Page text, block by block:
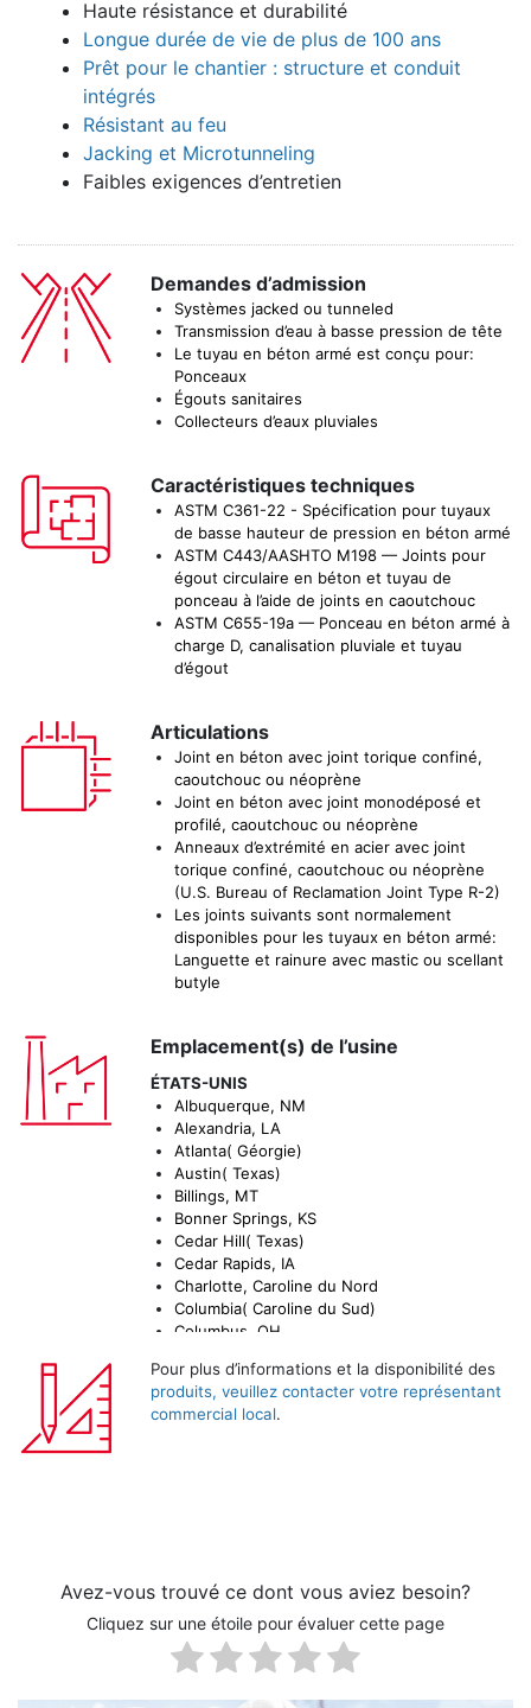
Haute résistance et durabilité
Longue durée de vie de plus de 100 ans
Prêt pour le chantier : structure et conduit
intégrés
Résistant au feu
Jacking et Microtunneling
Faibles exigences d’entretien
Demandes d’admission
Systèmes jacked ou tunneled
Transmission d’eau à basse pression de tête
Le tuyau en béton armé est conçu pour:
Ponceaux
Égouts sanitaires
Collecteurs d’eaux pluviales
Caractéristiques techniques
ASTM C361-22 - Spécification pour tuyaux
de basse hauteur de pression en béton armé
ASTM C443/AASHTO M198 — Joints pour
égout circulaire en béton et tuyau de
ponceau à l’aide de joints en caoutchouc
ASTM C655-19a — Ponceau en béton armé à
charge D, canalisation pluviale et tuyau
d’égout
Articulations
Joint en béton avec joint torique confiné,
caoutchouc ou néoprène
Joint en béton avec joint monodéposé et
profilé, caoutchouc ou néoprène
Anneaux d’extrémité en acier avec joint
torique confiné, caoutchouc ou néoprène
(U.S. Bureau of Reclamation Joint Type R-2)
Les joints suivants sont normalement
disponibles pour les tuyaux en béton armé:
Languette et rainure avec mastic ou scellant
butyle
Emplacement(s) de l’usine
ÉTATS-UNIS
Albuquerque, NM
Alexandria, LA
Atlanta( Géorgie)
Austin( Texas)
Billings, MT
Bonner Springs, KS
Cedar Hill( Texas)
Cedar Rapids, IA
Charlotte, Caroline du Nord
Columbia( Caroline du Sud)
Columbus, OH
El Paso, NM
Rivière Elk, MN
Florin Road, Californie
Henderson( Ac.)
Houston( Texas)
Humboldt, IA
Indianapolis, IN
Pour plus d’informations et la disponibilité des
produits, veuillez contacter votre représentant
commercial local.
Avez-vous trouvé ce dont vous aviez besoin?
Cliquez sur une étoile pour évaluer cette page